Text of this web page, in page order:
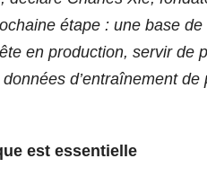
étape : une base
en production, servir de
d’entraînement
est essentielle